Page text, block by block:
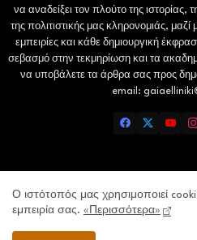
να αναδείξει τον πλούτο της ιστορίας,
της πολιτιστικής μας κληρονομιάς, μαζί
εμπειρίες και κάθε δημιουργική
σεβασμό στην τεκμηρίωση και τα
να υποβάλετε τα άρθρα σας προς
email:
Home Επικοινωνία
Lamiatimes.gr
Ο ιστότοπός μας χρησιμοποιεί
εμπειρία σας. «Περισσότερα»